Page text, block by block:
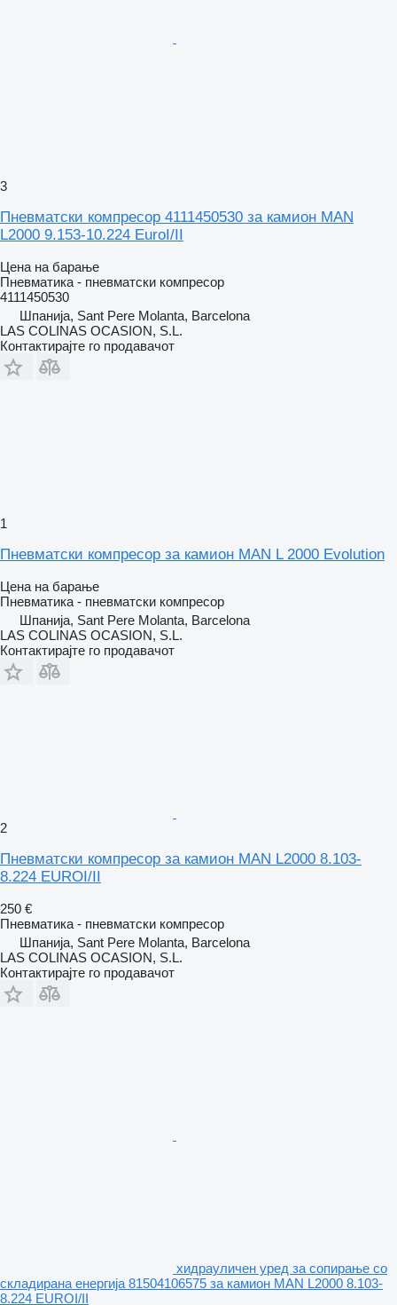
3
Пневматски компресор 4111450530 за камион MAN
L2000 9.153-10.224 EuroI/II
Цена на барање
Пневматика - пневматски компресор
4111450530
Шпанија, Sant Pere Molanta, Barcelona
LAS COLINAS OCASION, S.L.
Контактирајте го продавачот
1
Пневматски компресор за камион MAN L 2000 Evolution
Цена на барање
Пневматика - пневматски компресор
Шпанија, Sant Pere Molanta, Barcelona
LAS COLINAS OCASION, S.L.
Контактирајте го продавачот
2
Пневматски компресор за камион MAN L2000 8.103-
8.224 EUROI/II
250 €
Пневматика - пневматски компресор
Шпанија, Sant Pere Molanta, Barcelona
LAS COLINAS OCASION, S.L.
Контактирајте го продавачот
хидрауличен уред за сопирање со
складирана енергија 81504106575 за камион MAN L2000 8.103-
8.224 EUROI/II